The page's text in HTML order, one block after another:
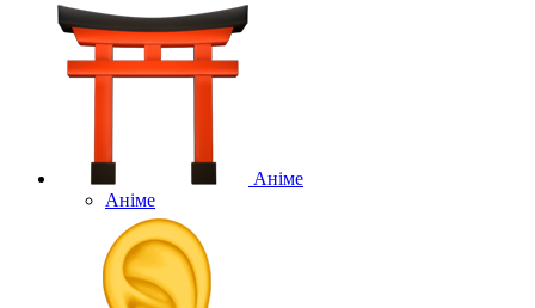
Аніме
Аніме